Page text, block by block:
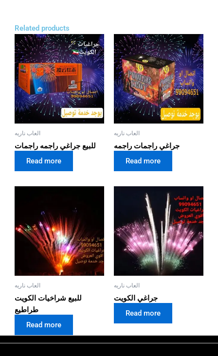
Related products
العاب ناريه
للبيع جراغي راجمه راجمات
Read more
العاب ناريه
جراغي راجمات راجمه
Read more
العاب ناريه
للبيع شراخيات الكويت
طراطيع
Read more
العاب ناريه
جراغي الكويت
Read more